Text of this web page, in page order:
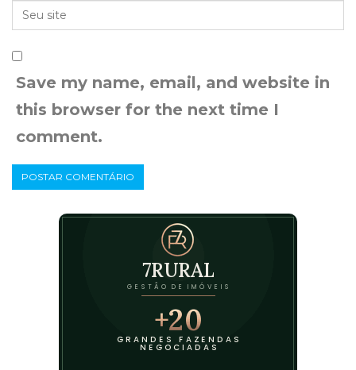
Save my name, email, and website in
this browser for the next time I
comment.